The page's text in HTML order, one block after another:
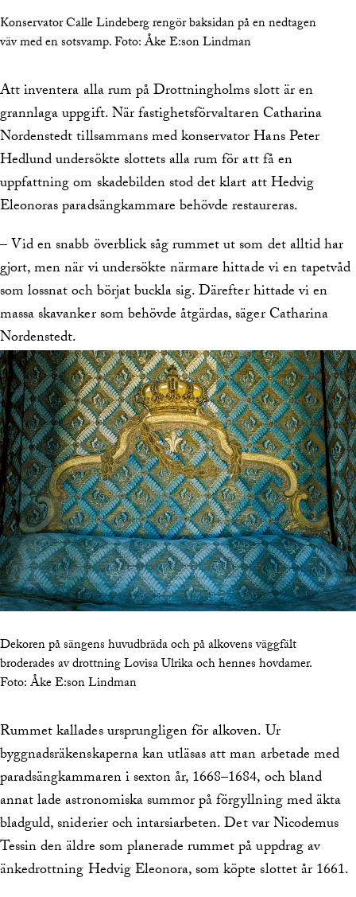
Konservator Calle Lindeberg rengör baksidan på en nedtagen
väv med en sotsvamp.Foto:Åke E:son Lindman
Att inventera alla rum på Drottningholms slott är en
grannlaga uppgift. När fastighetsförvaltaren Catharina
Nordenstedt tillsammans med konservator Hans Peter
Hedlund undersökte slottets alla rum för att få en
uppfattning om skadebilden stod det klart att Hedvig
Eleonoras paradsängkammare behövde restaureras.
– Vid en snabb överblick såg rummet ut som det alltid har
gjort, men när vi undersökte närmare hittade vi en tapetvåd
som lossnat och börjat buckla sig. Därefter hittade vi en
massa skavanker som behövde åtgärdas, säger Catharina
Nordenstedt.
Dekoren på sängens huvudbräda och på alkovens väggfält
broderades av drottning Lovisa Ulrika och hennes hovdamer.
Foto:Åke E:son Lindman
Rummet kallades ursprungligen för alkoven. Ur
byggnadsräkenskaperna kan utläsas att man arbetade med
paradsängkammaren i sexton år, 1668–1684, och bland
annat lade astronomiska summor på förgyllning med äkta
bladguld, sniderier och intarsiarbeten. Det var Nicodemus
Tessin den äldre som planerade rummet på uppdrag av
änkedrottning Hedvig Eleonora, som köpte slottet år 1661.